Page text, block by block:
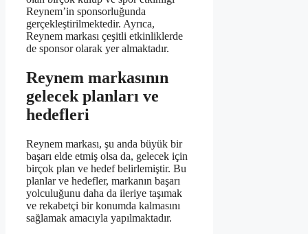
Reynem’in sponsorluğunda
gerçekleştirilmektedir. Ayrıca,
Reynem markası çeşitli etkinliklerde
de sponsor olarak yer almaktadır.
Reynem markasının
gelecek planları ve
hedefleri
Reynem markası, şu anda büyük bir
başarı elde etmiş olsa da, gelecek için
birçok plan ve hedef belirlemiştir. Bu
planlar ve hedefler, markanın başarı
yolculuğunu daha da ileriye taşımak
ve rekabetçi bir konumda kalmasını
sağlamak amacıyla yapılmaktadır.